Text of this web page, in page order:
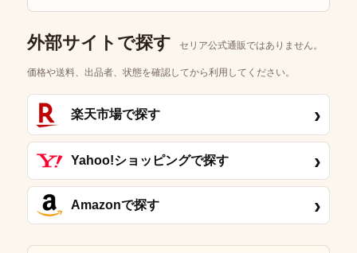
外部サイトで探す セリア公式通販ではありません。
価格や送料、出品者、状態を確認してから利用してください。
楽天市場で探す ›
Yahoo!ショッピングで探す ›
Amazonで探す ›